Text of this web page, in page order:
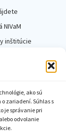
ako sú
zariadení. Súhlas s
je správanie pri
odvolanie
NIVaM
inštitúcie